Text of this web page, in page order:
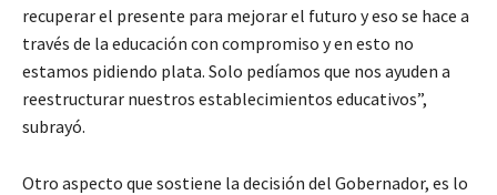
recuperar el presente para mejorar el futuro y eso se hace a
través de la educación con compromiso y en esto no
estamos pidiendo plata. Solo pedíamos que nos ayuden a
reestructurar nuestros establecimientos educativos”,
subrayó.
Otro aspecto que sostiene la decisión del Gobernador, es lo